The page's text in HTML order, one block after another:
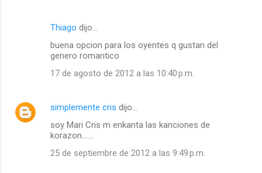
Thiago dijo…
buena opcion para los oyentes q gustan del
genero romantico
17 de agosto de 2012 a las 10:40 p.m.
simplemente cris dijo…
soy Mari Cris m enkanta las kanciones de
korazon.......
25 de septiembre de 2012 a las 9:49 p.m.